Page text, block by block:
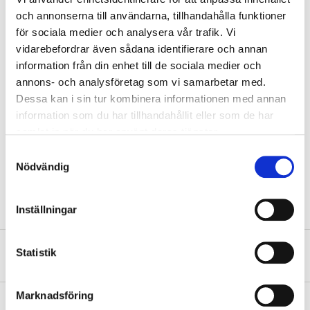
och annonserna till användarna, tillhandahålla funktioner
för sociala medier och analysera vår trafik. Vi
vidarebefordrar även sådana identifierare och annan
information från din enhet till de sociala medier och
annons- och analysföretag som vi samarbetar med.
Dessa kan i sin tur kombinera informationen med annan
information som du har tillhandahållit eller som de har
Nödvändig
Inställningar
Statistik
Marknadsföring
Motor oil
SAE 30 / SAE 10W-30/40
Tank volume
1,0 litre
Spark plug
F6RTC
Cooling method
Air
Dimensions
1284 x 516 x 1023 mm
Rear ejection, collector
Collector
Sound power LWA
Safety instructions and other information